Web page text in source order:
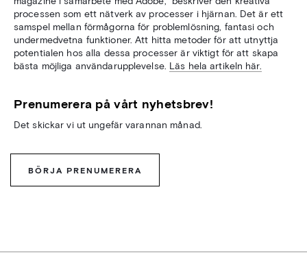
processen som ett nätverk av processer i hjärnan. Det är ett
samspel mellan förmågorna för problemlösning, fantasi och
undermedvetna funktioner. Att hitta metoder för att utnyttja
potentialen hos alla dessa processer är viktigt för att skapa
bästa möjliga användarupplevelse. Läs hela artikeln här.
Prenumerera på vårt nyhetsbrev!
Det skickar vi ut ungefär varannan månad.
BÖRJA PRENUMERERA